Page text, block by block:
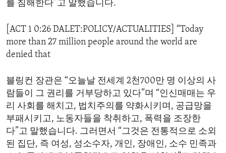
ECONOMY AND TRADE
ENVIRONMENT AND HEALTH
IDEALS AND INSTITUTIONS
를 침해한다”고 말했습니다.
[ACT 1 0:26 DALET:POLICY/ACTUALITIES] “Today
more than 27 million people around the world are
denied that
블링컨 장관은 “오늘날 전세계 2천700만 명 이상의 사
람들이 그 권리를 거부당하고 있다”며 “인신매매는 우
리 사회를 해치고, 법치주의를 약화시키며, 공급망을
부패시키고, 노동자들을 착취하고, 폭력을 조장한
다”고 말했습니다. 그러면서 “그것은 전통적으로 소외
된 집단, 즉 여성, 성소수자, 개인, 장애인, 소수 민족과